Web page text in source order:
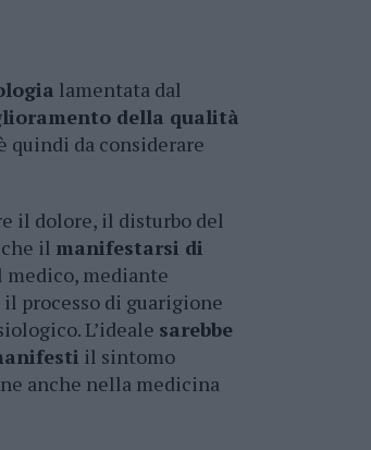
lamentata dal
della qualità
quindi da considerare
il dolore, il disturbo del
il manifestarsi di
medico, mediante
processo di guarigione
L’ideale sarebbe
il sintomo
anche nella medicina